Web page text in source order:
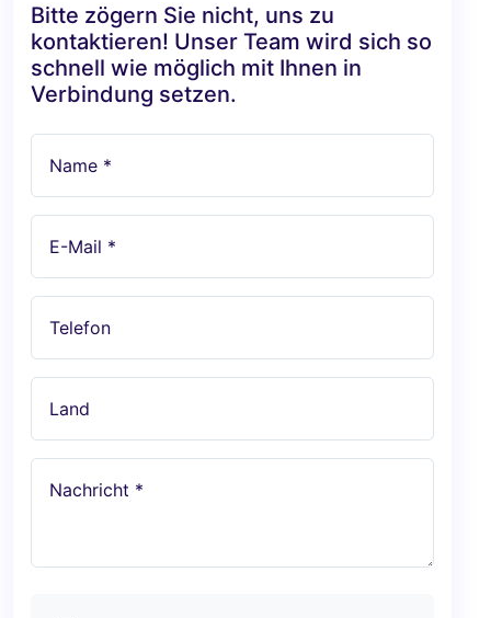
Bitte zögern Sie nicht, uns zu
kontaktieren! Unser Team wird sich so
schnell wie möglich mit Ihnen in
Verbindung setzen.
Name *
E-Mail *
Telefon
Land
Nachricht *